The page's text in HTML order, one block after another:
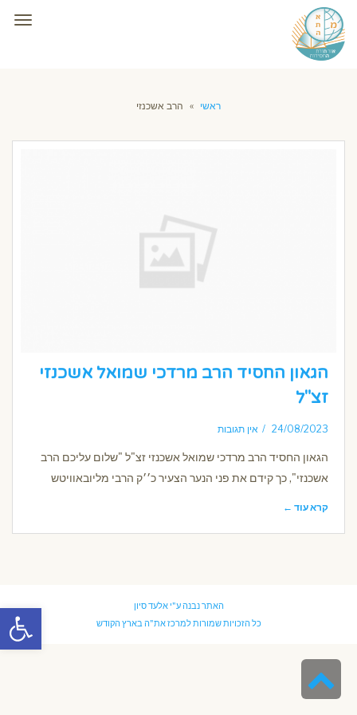
פתח
ראשי » הרב אשכנזי
הגאון החסיד הרב מרדכי שמואל אשכנזי
זצ"ל
24/08/2023 אין תגובות
הגאון החסיד הרב מרדכי שמואל אשכנזי זצ"ל "שלום עליכם הרב
אשכנזי", כך קידם את פני הנער הצעיר כ׳׳ק הרבי מליובאוויטש
קרא עוד ←
האתר נבנה ע"יאלעד סיון
כל הזכויות שמורות למרכז את"ה בארץ הקודש
לראש